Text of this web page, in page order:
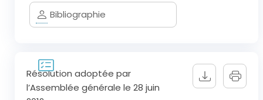
Bibliographie
Résolution adoptée par
l’Assemblée générale le 28 juin